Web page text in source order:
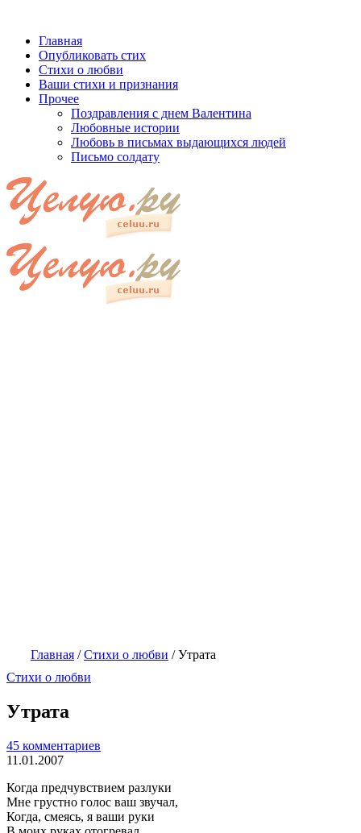
Главная
Опубликовать стих
Стихи о любви
Ваши стихи и признания
Прочее
Поздравления с днем Валентина
Любовные истории
Любовь в письмах выдающихся людей
Письмо солдату
Главная /Стихи о любви /Утрата
Стихи о любви
Утрата
45 комментариев
11.01.2007
Когда предчувствием разлуки
Мне грустно голос ваш звучал,
Когда, смеясь, я ваши руки